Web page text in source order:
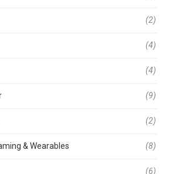
(2)
(4)
(4)
(9)
(2)
& Wearables (8)
(6)